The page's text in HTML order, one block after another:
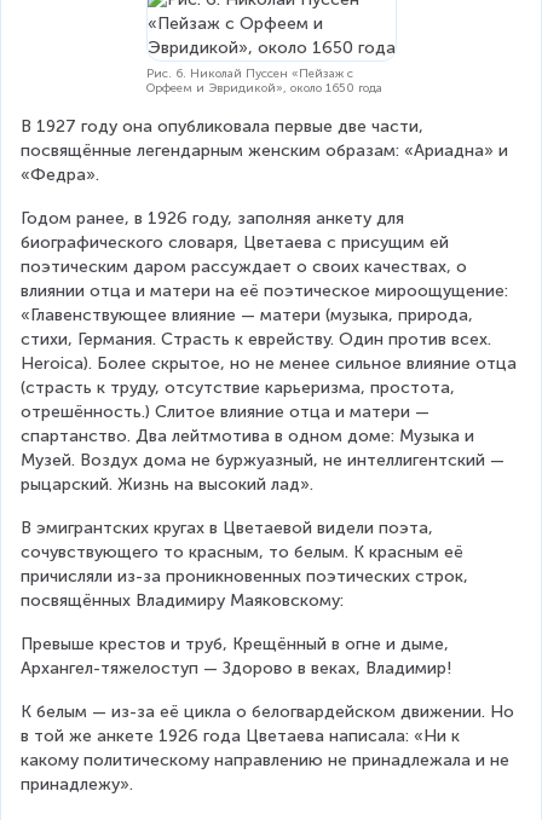
Рис. 6. Николай Пуссен «Пейзаж с
Орфеем и Эвридикой», около 1650 года
В 1927 году она опубликовала первые две части,
посвящённые легендарным женским образам: «Ариадна» и
«Федра».
Годом ранее, в 1926 году, заполняя анкету для
биографического словаря, Цветаева с присущим ей
поэтическим даром рассуждает о своих качествах, о
влиянии отца и матери на её поэтическое мироощущение:
«Главенствующее влияние — матери (музыка, природа,
стихи, Германия. Страсть к еврейству. Один против всех.
Heroica). Более скрытое, но не менее сильное влияние отца
(страсть к труду, отсутствие карьеризма, простота,
отрешённость.) Слитое влияние отца и матери —
спартанство. Два лейтмотива в одном доме: Музыка и
Музей. Воздух дома не буржуазный, не интеллигентский —
рыцарский. Жизнь на высокий лад».
В эмигрантских кругах в Цветаевой видели поэта,
сочувствующего то красным, то белым. К красным её
причисляли из-за проникновенных поэтических строк,
посвящённых Владимиру Маяковскому:
Превыше крестов и труб, Крещённый в огне и дыме,
Архангел-тяжелоступ — Здорово в веках, Владимир!
К белым — из-за её цикла о белогвардейском движении. Но
в той же анкете 1926 года Цветаева написала: «Ни к
какому политическому направлению не принадлежала и не
принадлежу».